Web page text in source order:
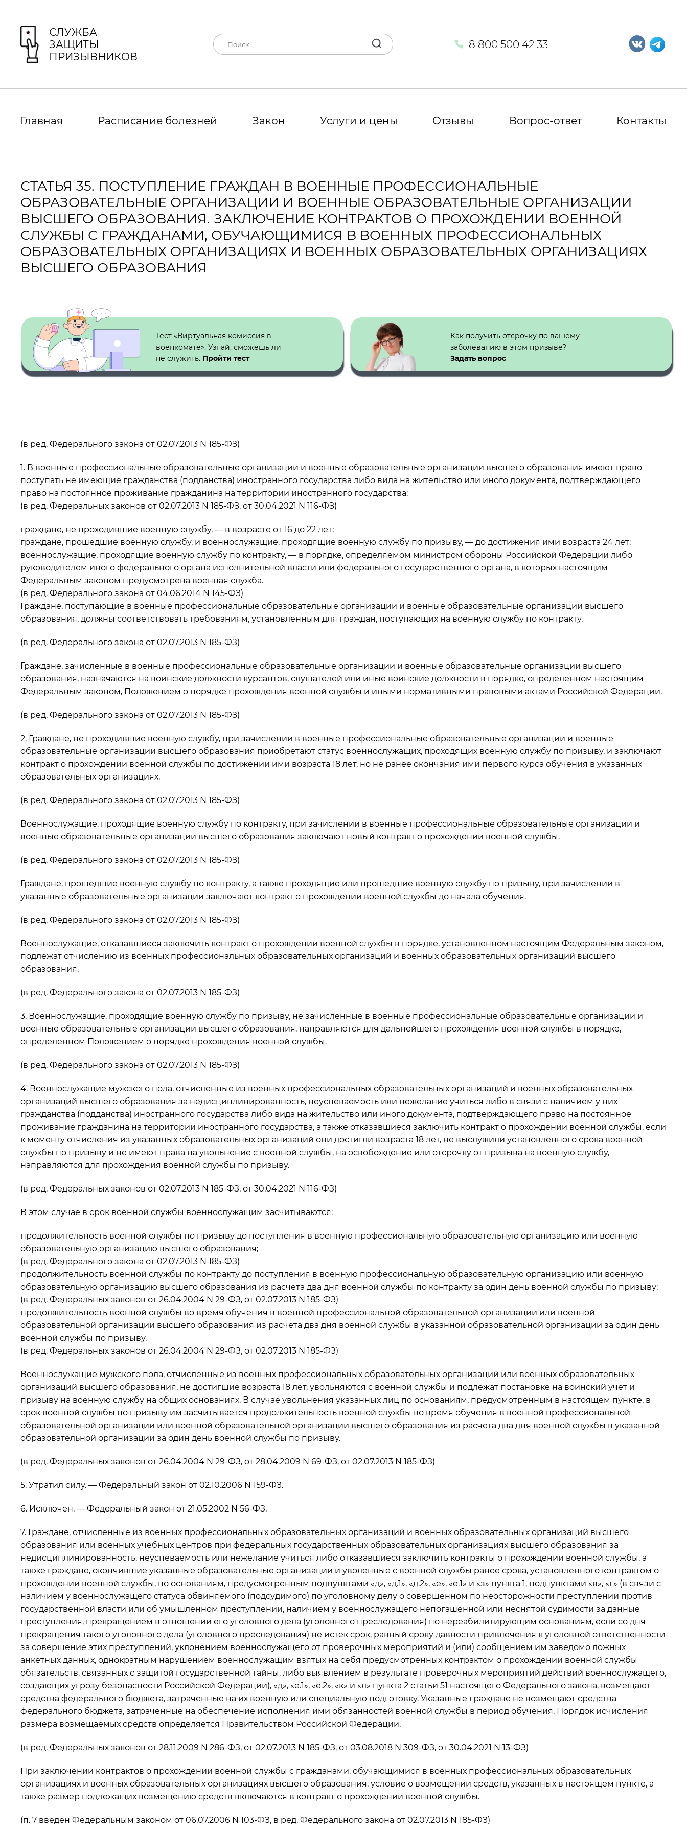
СЛУЖБА
ЗАЩИТЫ
ПРИЗЫВНИКОВ
8 800 500 42 33
Главная Расписание болезней Закон Услуги и цены Отзывы Вопрос-ответ Контакты
СТАТЬЯ 35. ПОСТУПЛЕНИЕ ГРАЖДАН В ВОЕННЫЕ ПРОФЕССИОНАЛЬНЫЕ
ОБРАЗОВАТЕЛЬНЫЕ ОРГАНИЗАЦИИ И ВОЕННЫЕ ОБРАЗОВАТЕЛЬНЫЕ ОРГАНИЗАЦИИ
ВЫСШЕГО ОБРАЗОВАНИЯ. ЗАКЛЮЧЕНИЕ КОНТРАКТОВ О ПРОХОЖДЕНИИ ВОЕННОЙ
СЛУЖБЫ С ГРАЖДАНАМИ, ОБУЧАЮЩИМИСЯ В ВОЕННЫХ ПРОФЕССИОНАЛЬНЫХ
ОБРАЗОВАТЕЛЬНЫХ ОРГАНИЗАЦИЯХ И ВОЕННЫХ ОБРАЗОВАТЕЛЬНЫХ ОРГАНИЗАЦИЯХ
ВЫСШЕГО ОБРАЗОВАНИЯ
Кнопка №1
Тест «Виртуальная комиссия в
военкомате». Узнай, сможешь ли
не служить. Пройти тест
Как получить отсрочку по вашему
заболеванию в этом призыве?
Задать вопрос
(в ред. Федерального закона от 02.07.2013 N 185-ФЗ)
1. В военные профессиональные образовательные организации и военные образовательные организации высшего образования имеют право
поступать не имеющие гражданства (подданства) иностранного государства либо вида на жительство или иного документа, подтверждающего
право на постоянное проживание гражданина на территории иностранного государства:
(в ред. Федеральных законов от 02.07.2013 N 185-ФЗ, от 30.04.2021 N 116-ФЗ)
граждане, не проходившие военную службу, — в возрасте от 16 до 22 лет;
граждане, прошедшие военную службу, и военнослужащие, проходящие военную службу по призыву, — до достижения ими возраста 24 лет;
военнослужащие, проходящие военную службу по контракту, — в порядке, определяемом министром обороны Российской Федерации либо
руководителем иного федерального органа исполнительной власти или федерального государственного органа, в которых настоящим
Федеральным законом предусмотрена военная служба.
(в ред. Федерального закона от 04.06.2014 N 145-ФЗ)
Граждане, поступающие в военные профессиональные образовательные организации и военные образовательные организации высшего
образования, должны соответствовать требованиям, установленным для граждан, поступающих на военную службу по контракту.
(в ред. Федерального закона от 02.07.2013 N 185-ФЗ)
Граждане, зачисленные в военные профессиональные образовательные организации и военные образовательные организации высшего
образования, назначаются на воинские должности курсантов, слушателей или иные воинские должности в порядке, определенном настоящим
Федеральным законом, Положением о порядке прохождения военной службы и иными нормативными правовыми актами Российской Федерации.
(в ред. Федерального закона от 02.07.2013 N 185-ФЗ)
2. Граждане, не проходившие военную службу, при зачислении в военные профессиональные образовательные организации и военные
образовательные организации высшего образования приобретают статус военнослужащих, проходящих военную службу по призыву, и заключают
контракт о прохождении военной службы по достижении ими возраста 18 лет, но не ранее окончания ими первого курса обучения в указанных
образовательных организациях.
(в ред. Федерального закона от 02.07.2013 N 185-ФЗ)
Военнослужащие, проходящие военную службу по контракту, при зачислении в военные профессиональные образовательные организации и
военные образовательные организации высшего образования заключают новый контракт о прохождении военной службы.
(в ред. Федерального закона от 02.07.2013 N 185-ФЗ)
Граждане, прошедшие военную службу по контракту, а также проходящие или прошедшие военную службу по призыву, при зачислении в
указанные образовательные организации заключают контракт о прохождении военной службы до начала обучения.
(в ред. Федерального закона от 02.07.2013 N 185-ФЗ)
Военнослужащие, отказавшиеся заключить контракт о прохождении военной службы в порядке, установленном настоящим Федеральным законом,
подлежат отчислению из военных профессиональных образовательных организаций и военных образовательных организаций высшего
образования.
(в ред. Федерального закона от 02.07.2013 N 185-ФЗ)
3. Военнослужащие, проходящие военную службу по призыву, не зачисленные в военные профессиональные образовательные организации и
военные образовательные организации высшего образования, направляются для дальнейшего прохождения военной службы в порядке,
определенном Положением о порядке прохождения военной службы.
(в ред. Федерального закона от 02.07.2013 N 185-ФЗ)
4. Военнослужащие мужского пола, отчисленные из военных профессиональных образовательных организаций и военных образовательных
организаций высшего образования за недисциплинированность, неуспеваемость или нежелание учиться либо в связи с наличием у них
гражданства (подданства) иностранного государства либо вида на жительство или иного документа, подтверждающего право на постоянное
проживание гражданина на территории иностранного государства, а также отказавшиеся заключить контракт о прохождении военной службы, если
к моменту отчисления из указанных образовательных организаций они достигли возраста 18 лет, не выслужили установленного срока военной
службы по призыву и не имеют права на увольнение с военной службы, на освобождение или отсрочку от призыва на военную службу,
направляются для прохождения военной службы по призыву.
(в ред. Федеральных законов от 02.07.2013 N 185-ФЗ, от 30.04.2021 N 116-ФЗ)
В этом случае в срок военной службы военнослужащим засчитываются:
продолжительность военной службы по призыву до поступления в военную профессиональную образовательную организацию или военную
образовательную организацию высшего образования;
(в ред. Федерального закона от 02.07.2013 N 185-ФЗ)
продолжительность военной службы по контракту до поступления в военную профессиональную образовательную организацию или военную
образовательную организацию высшего образования из расчета два дня военной службы по контракту за один день военной службы по призыву;
(в ред. Федеральных законов от 26.04.2004 N 29-ФЗ, от 02.07.2013 N 185-ФЗ)
продолжительность военной службы во время обучения в военной профессиональной образовательной организации или военной
образовательной организации высшего образования из расчета два дня военной службы в указанной образовательной организации за один день
военной службы по призыву.
(в ред. Федеральных законов от 26.04.2004 N 29-ФЗ, от 02.07.2013 N 185-ФЗ)
Военнослужащие мужского пола, отчисленные из военных профессиональных образовательных организаций или военных образовательных
организаций высшего образования, не достигшие возраста 18 лет, увольняются с военной службы и подлежат постановке на воинский учет и
призыву на военную службу на общих основаниях. В случае увольнения указанных лиц по основаниям, предусмотренным в настоящем пункте, в
срок военной службы по призыву им засчитывается продолжительность военной службы во время обучения в военной профессиональной
образовательной организации или военной образовательной организации высшего образования из расчета два дня военной службы в указанной
образовательной организации за один день военной службы по призыву.
(в ред. Федеральных законов от 26.04.2004 N 29-ФЗ, от 28.04.2009 N 69-ФЗ, от 02.07.2013 N 185-ФЗ)
5. Утратил силу. — Федеральный закон от 02.10.2006 N 159-ФЗ.
6. Исключен. — Федеральный закон от 21.05.2002 N 56-ФЗ.
7. Граждане, отчисленные из военных профессиональных образовательных организаций и военных образовательных организаций высшего
образования или военных учебных центров при федеральных государственных образовательных организациях высшего образования за
недисциплинированность, неуспеваемость или нежелание учиться либо отказавшиеся заключить контракты о прохождении военной службы, а
также граждане, окончившие указанные образовательные организации и уволенные с военной службы ранее срока, установленного контрактом о
прохождении военной службы, по основаниям, предусмотренным подпунктами «д», «д.1», «д.2», «е», «е.1» и «з» пункта 1, подпунктами «в», «г» (в связи с
наличием у военнослужащего статуса обвиняемого (подсудимого) по уголовному делу о совершенном по неосторожности преступлении против
государственной власти или об умышленном преступлении, наличием у военнослужащего непогашенной или неснятой судимости за данные
преступления, прекращением в отношении его уголовного дела (уголовного преследования) по нереабилитирующим основаниям, если со дня
прекращения такого уголовного дела (уголовного преследования) не истек срок, равный сроку давности привлечения к уголовной ответственности
за совершение этих преступлений, уклонением военнослужащего от проверочных мероприятий и (или) сообщением им заведомо ложных
анкетных данных, однократным нарушением военнослужащим взятых на себя предусмотренных контрактом о прохождении военной службы
обязательств, связанных с защитой государственной тайны, либо выявлением в результате проверочных мероприятий действий военнослужащего,
создающих угрозу безопасности Российской Федерации), «д», «е.1», «е.2», «к» и «л» пункта 2 статьи 51 настоящего Федерального закона, возмещают
средства федерального бюджета, затраченные на их военную или специальную подготовку. Указанные граждане не возмещают средства
федерального бюджета, затраченные на обеспечение исполнения ими обязанностей военной службы в период обучения. Порядок исчисления
размера возмещаемых средств определяется Правительством Российской Федерации.
(в ред. Федеральных законов от 28.11.2009 N 286-ФЗ, от 02.07.2013 N 185-ФЗ, от 03.08.2018 N 309-ФЗ, от 30.04.2021 N 13-ФЗ)
При заключении контрактов о прохождении военной службы с гражданами, обучающимися в военных профессиональных образовательных
организациях и военных образовательных организациях высшего образования, условие о возмещении средств, указанных в настоящем пункте, а
также размер подлежащих возмещению средств включаются в контракт о прохождении военной службы.
(п. 7 введен Федеральным законом от 06.07.2006 N 103-ФЗ, в ред. Федерального закона от 02.07.2013 N 185-ФЗ)